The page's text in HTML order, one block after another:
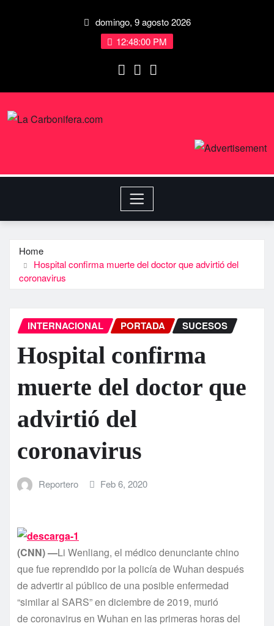
domingo, 9 agosto 2026
12:48:00 PM
Home
Hospital confirma muerte del doctor que advirtió del
coronavirus
INTERNACIONAL PORTADA SUCESOS
Hospital confirma
muerte del doctor que
advirtió del
coronavirus
Reportero Feb 6, 2020
(CNN) —Li Wenliang, el médico denunciante chino
que fue reprendido por la policía de Wuhan después
de advertir al público de una posible enfermedad
“similar al SARS” en diciembre de 2019, murió
de coronavirus en Wuhan en las primeras horas del